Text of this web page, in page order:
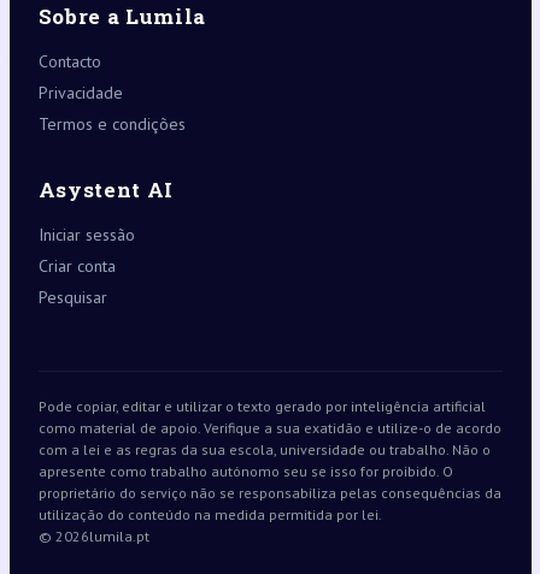
Sobre a Lumila
Contacto
Privacidade
Termos e condições
Asystent AI
Iniciar sessão
Criar conta
Pesquisar
Pode copiar, editar e utilizar o texto gerado por inteligência artificial
como material de apoio. Verifique a sua exatidão e utilize-o de acordo
com a lei e as regras da sua escola, universidade ou trabalho. Não o
apresente como trabalho autónomo seu se isso for proibido. O
proprietário do serviço não se responsabiliza pelas consequências da
utilização do conteúdo na medida permitida por lei.
© 2026lumila.pt